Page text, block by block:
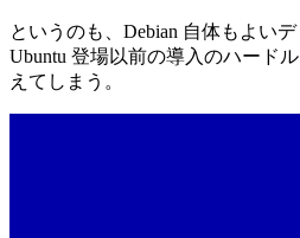
というのも、Debian 自体もよい
Ubuntu 登場以前の導入のハード
えてしまう。